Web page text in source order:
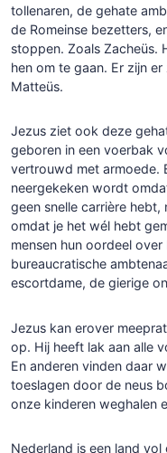
tollenaren, de gehate
de Romeinse bezetters,
stoppen. Zoals Zacheüs.
hen om te gaan. Er zijn
Matteüs.
Jezus ziet ook deze
geboren in een voerbak
vertrouwd met armoede.
neergekeken wordt
geen snelle carrière
omdat je het wél hebt
mensen hun oordeel
bureaucratische
escortdame, de gierige
Jezus kan erover
op. Hij heeft lak aan alle
En anderen vinden daar
toeslagen door de neus
onze kinderen weghalen
Nederland is een land